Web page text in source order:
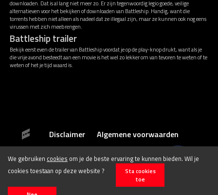
downloaden. Dat is al lang niet meer zo. Er zijn tegenwoordig legio goede, veilige
alternatieven voor het bekijken of downloaden van Battleship. Handig, want die
torrents hebben niet alleen als nadeel dat ze illegaal zijn, maar ze kunnen ook nog eens
virussen met zich meebrengen.
Battleship trailer
Bekijk eerst even de trailer van Battleship voordat je op de play-knop drukt, want als je
die vrije avond besteedt aan een movie is het wel zo lekker om van tevoren te weten of te
weten of het je tijd waard is.
We gebruiken cookies om je de beste ervaring te kunnen bieden. Wil je
cookies toestaan op deze website ?
Sta cookies
toe
Disclaimer Algemene voorwaarden
© 2026 Stichting Film.nl All rights reserved.